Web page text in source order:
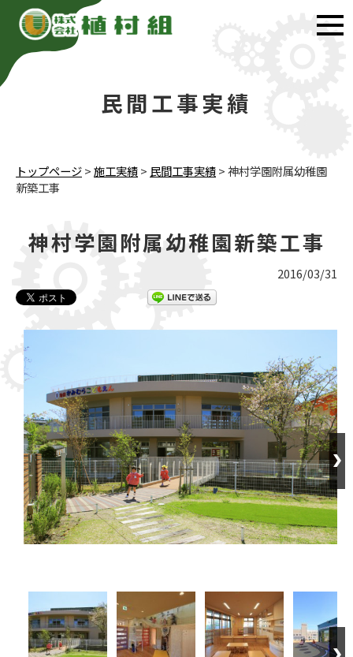
民間工事実績
トップページ>施工実績> 民間工事実績>神村学園附属幼稚園
新築工事
神村学園附属幼稚園新築工事
2016/03/31